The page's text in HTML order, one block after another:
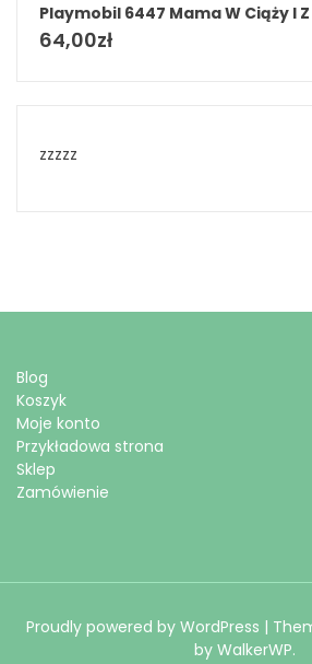
Playmobil 6447 Mama W Ciąży I
64,00zł
zzzzz
Blog
Koszyk
Moje konto
Przykładowa strona
Sklep
Zamówienie
Proudly powered by WordPress |
by WalkerWP.